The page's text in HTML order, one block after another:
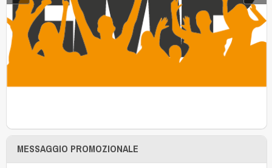
MESSAGGIO PROMOZIONALE